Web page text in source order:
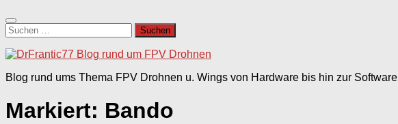
Suchen
nach:
Blog rund ums Thema FPV Drohnen u. Wings von Hardware bis hin zur Software
Markiert: Bando